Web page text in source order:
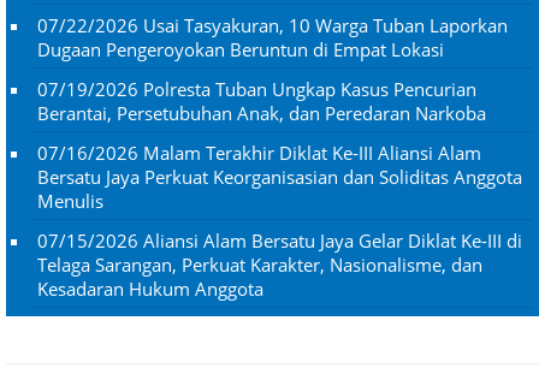
07/22/2026 Usai Tasyakuran, 10 Warga Tuban Laporkan
Dugaan Pengeroyokan Beruntun di Empat Lokasi
07/19/2026 Polresta Tuban Ungkap Kasus Pencurian
Berantai, Persetubuhan Anak, dan Peredaran Narkoba
07/16/2026 Malam Terakhir Diklat Ke-III Aliansi Alam
Bersatu Jaya Perkuat Keorganisasian dan Soliditas Anggota
Menulis
07/15/2026 Aliansi Alam Bersatu Jaya Gelar Diklat Ke-III di
Telaga Sarangan, Perkuat Karakter, Nasionalisme, dan
Kesadaran Hukum Anggota